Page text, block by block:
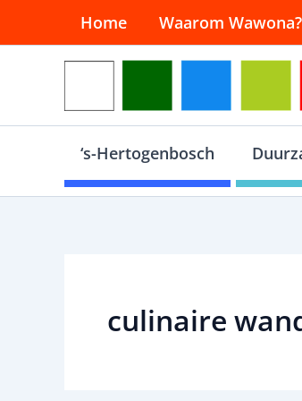
Home Waarom Wawona?
‘s-Hertogenbosch
culinaire